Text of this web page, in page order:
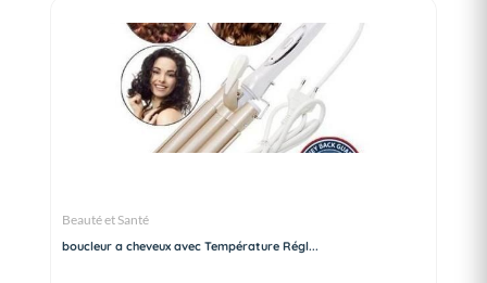
Beauté et Santé
boucleur a cheveux avec Température Régl...